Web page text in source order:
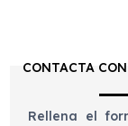
CONTACTA
Rellena el